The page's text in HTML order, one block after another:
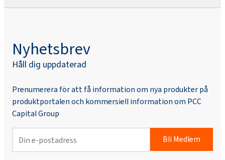
Nyhetsbrev
Håll dig uppdaterad
Prenumerera för att få information om nya produkter på
produktportalen och kommersiell information om PCC
Capital Group
Bli Medlem